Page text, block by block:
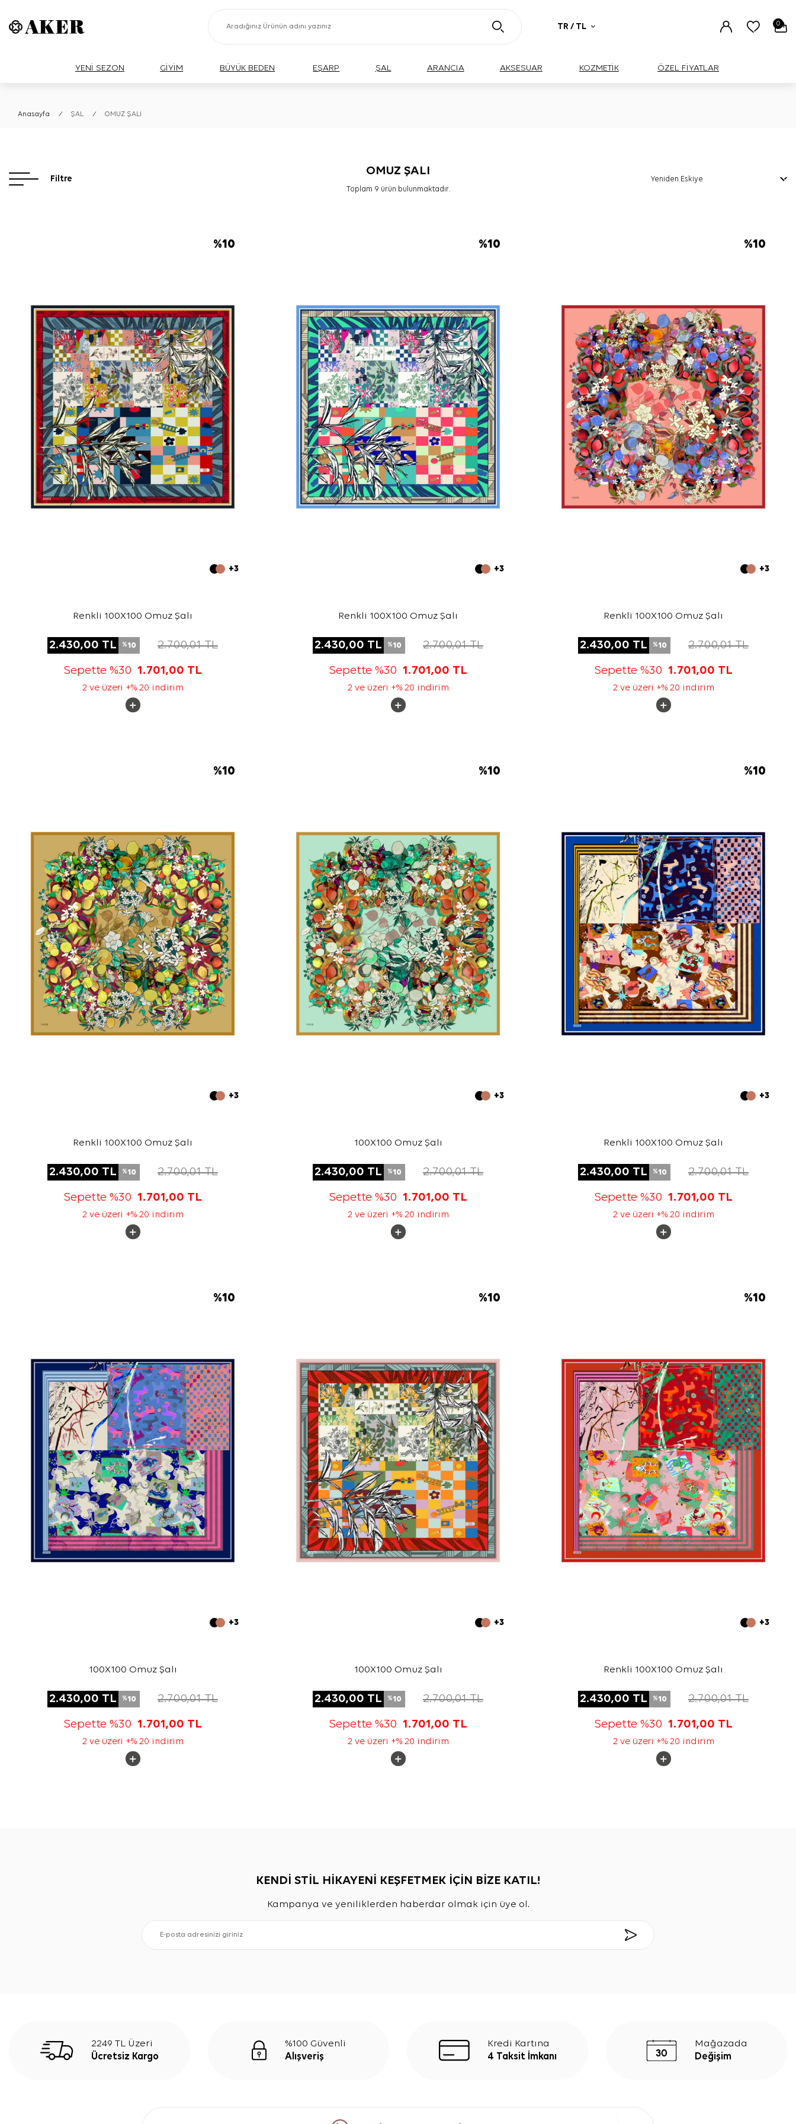
TR / TL 0
YENİ SEZON GİYİM BÜYÜK BEDEN EŞARP ŞAL ARANCIA AKSESUAR KOZMETİK ÖZEL FİYATLAR
Anasayfa / ŞAL / OMUZ ŞALI
Filtre
OMUZ ŞALI
Toplam 9 ürün bulunmaktadır.
%10
+3
Renkli 100X100 Omuz Şalı
2.430,00 TL %10 2.700,01TL
Sepette %30 1.701,00 TL
2 ve üzeri +% 20 indirim
%10
+3
Renkli 100X100 Omuz Şalı
2.430,00 TL %10 2.700,01TL
Sepette %30 1.701,00 TL
2 ve üzeri +% 20 indirim
%10
+3
Renkli 100X100 Omuz Şalı
2.430,00 TL %10 2.700,01TL
Sepette %30 1.701,00 TL
2 ve üzeri +% 20 indirim
%10
+3
Renkli 100X100 Omuz Şalı
2.430,00 TL %10 2.700,01TL
Sepette %30 1.701,00 TL
2 ve üzeri +% 20 indirim
%10
+3
100X100 Omuz Şalı
2.430,00 TL %10 2.700,01TL
Sepette %30 1.701,00 TL
2 ve üzeri +% 20 indirim
%10
+3
Renkli 100X100 Omuz Şalı
2.430,00 TL %10 2.700,01TL
Sepette %30 1.701,00 TL
2 ve üzeri +% 20 indirim
%10
+3
100X100 Omuz Şalı
2.430,00 TL %10 2.700,01TL
Sepette %30 1.701,00 TL
2 ve üzeri +% 20 indirim
%10
+3
100X100 Omuz Şalı
2.430,00 TL %10 2.700,01TL
Sepette %30 1.701,00 TL
2 ve üzeri +% 20 indirim
%10
+3
Renkli 100X100 Omuz Şalı
2.430,00 TL %10 2.700,01TL
Sepette %30 1.701,00 TL
2 ve üzeri +% 20 indirim
KENDİ STİL HİKAYENİ KEŞFETMEK İÇİN BİZE KATIL!
Kampanya ve yeniliklerden haberdar olmak için üye ol.
2249 TL Üzeri
Ücretsiz Kargo
%100 Güvenli
Alışveriş
Kredi Kartına
4 Taksit İmkanı
Mağazada
Değişim